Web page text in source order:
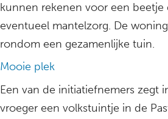
kunnen rekenen voor een beetje
eventueel mantelzorg. De
rondom een gezamenlijke tuin.
Mooie plek
Een van de initiatiefnemers zegt
vroeger een volkstuintje in de